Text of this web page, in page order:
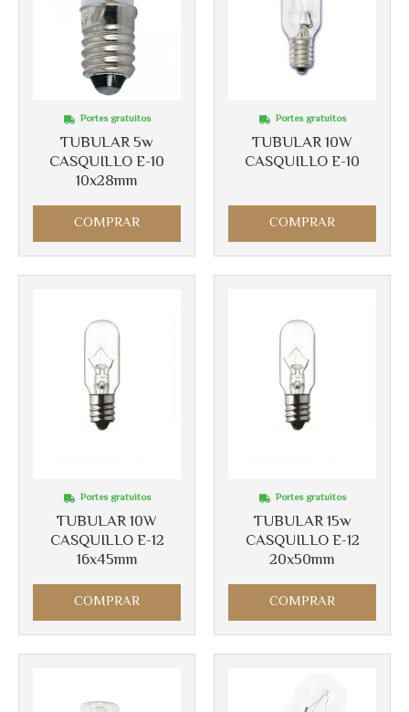
TUBULAR 5w
CASQUILLO E-10
10x28mm
Portes gratuitos
COMPRAR
TUBULAR 10W
CASQUILLO E-10
Portes gratuitos
COMPRAR
TUBULAR 10W
CASQUILLO E-12
16x45mm
Portes gratuitos
COMPRAR
TUBULAR 15w
CASQUILLO E-12
20x50mm
Portes gratuitos
COMPRAR
Más info Más info
Más info Más info